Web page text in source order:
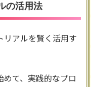
の活用法
リアルを賢く活用す
て、実践的なプロ